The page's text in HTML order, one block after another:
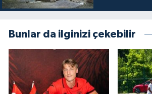
Bunlar da ilginizi çekebilir